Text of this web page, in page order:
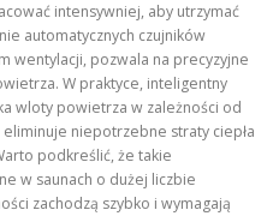
intensywniej, aby utrzymać
automatycznych czujników
wentylacji, pozwala na precyzyjne
W praktyce, inteligentny
wloty powietrza w zależności od
niepotrzebne straty ciepła
podkreślić, że takie
w saunach o dużej liczbie
zachodzą szybko i wymagają